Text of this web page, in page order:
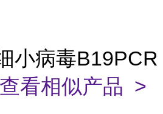
小病毒B19PCR
查看相似产品 >